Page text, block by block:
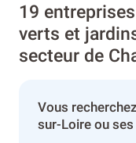
19
verts et
secteur de
Vous
sur-Loire ou